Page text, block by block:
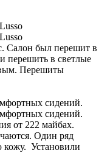
Салон был перешит в
перешить в светлые
Перешиты
сидений.
сидений.
от 222 майбах.
Один ряд
Установили